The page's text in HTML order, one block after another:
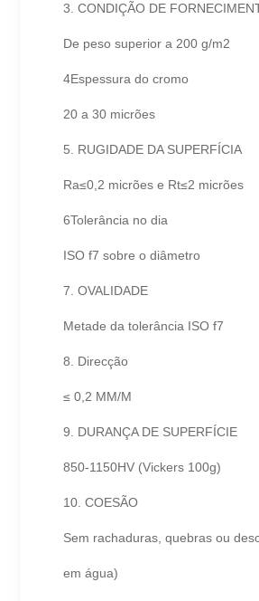
3. CONDIÇÃO DE
De peso superior a 200 g/m2
4Espessura do cromo
20 a 30 micrões
5. RUGIDADE DA SUPERFÍCIA
Ra≤0,2 micrões e Rt≤2 micrões
6Tolerância no dia
ISO f7 sobre o diâmetro
7. OVALIDADE
Metade da tolerância ISO f7
8. Direcção
≤ 0,2 MM/M
9. DURANÇA DE SUPERFÍCIE
850-1150HV (Vickers 100g)
10. COESÃO
Sem rachaduras, quebras ou
em água)